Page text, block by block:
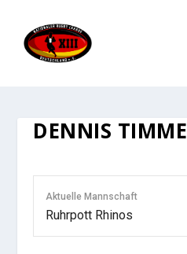
DENNIS TIMME
Aktuelle Mannschaft
Ruhrpott Rhinos